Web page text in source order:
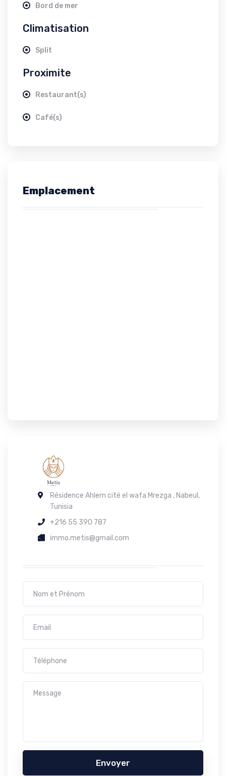
Bord de mer
Climatisation
Split
Proximite
Restaurant(s)
Café(s)
Emplacement
Résidence Ahlem cité el wafa Mrezga , Nabeul,
Tunisia
+216 55 390 787
immo.metis@gmail.com
Envoyer